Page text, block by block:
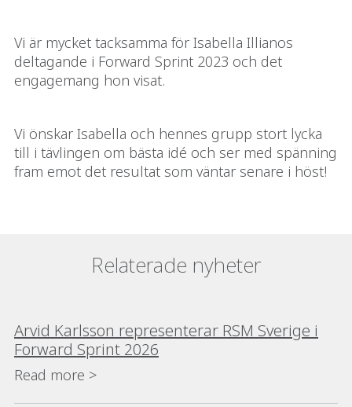
Vi är mycket tacksamma för Isabella Illianos
deltagande i Forward Sprint 2023 och det
engagemang hon visat.
Vi önskar Isabella och hennes grupp stort lycka
till i tävlingen om bästa idé och ser med spänning
fram emot det resultat som väntar senare i höst!
Relaterade nyheter
Arvid Karlsson representerar RSM Sverige i
Forward Sprint 2026
Read more >